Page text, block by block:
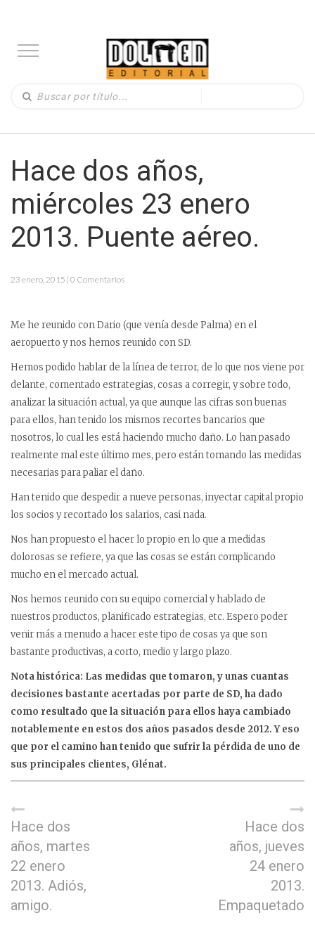
Hace dos años,
miércoles 23 enero
2013. Puente aéreo.
23 enero, 2015 | 0 Comentarios
Me he reunido con Dario (que venía desde Palma) en el
aeropuerto y nos hemos reunido con SD.
Hemos podido hablar de la línea de terror, de lo que nos viene por
delante, comentado estrategias, cosas a corregir, y sobre todo,
analizar la situación actual, ya que aunque las cifras son buenas
para ellos, han tenido los mismos recortes bancarios que
nosotros, lo cual les está haciendo mucho daño. Lo han pasado
realmente mal este último mes, pero están tomando las medidas
necesarias para paliar el daño.
Han tenido que despedir a nueve personas, inyectar capital propio
los socios y recortado los salarios, casi nada.
Nos han propuesto el hacer lo propio en lo que a medidas
dolorosas se refiere, ya que las cosas se están complicando
mucho en el mercado actual.
Nos hemos reunido con su equipo comercial y hablado de
nuestros productos, planificado estrategias, etc. Espero poder
venir más a menudo a hacer este tipo de cosas ya que son
bastante productivas, a corto, medio y largo plazo.
Nota histórica: Las medidas que tomaron, y unas cuantas
decisiones bastante acertadas por parte de SD, ha dado
como resultado que la situación para ellos haya cambiado
notablemente en estos dos años pasados desde 2012. Y eso
que por el camino han tenido que sufrir la pérdida de uno de
sus principales clientes, Glénat.
Hace dos
años, martes
22 enero
2013. Adiós,
amigo.
Hace dos
años, jueves
24 enero
2013.
Empaquetado